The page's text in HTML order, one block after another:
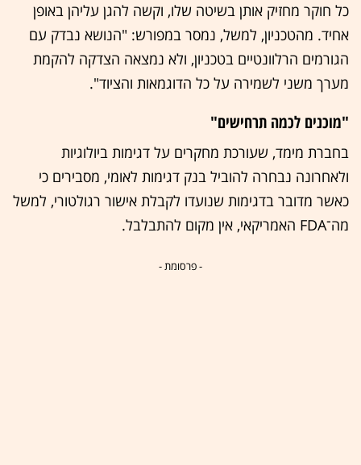
כל חוקר מחזיק אותן בשיטה שלו, וקשה להגן עליהן באופן
אחיד. מהטכניון, למשל, נמסר במפורש: "הנושא נבדק עם
הגורמים הרלוונטיים בטכניון, ולא נמצאה הצדקה להקמת
מערך משני לשמירה על כל הדוגמאות והציוד".
"מוכנים לכמה תרחישים"
בחברת מימד, שעורכת מחקרים על דגימות ביולוגיות
ולאחרונה נבחרה להוביל בנק דגימות לאומי, מסבירים כי
כאשר מדובר בדגימות שנועדו לקבלת אישור רגולטורי, למשל
מה־FDA האמריקאי, אין מקום להתבלבל.
- פרסומת -